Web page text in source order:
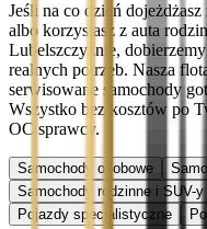
Jeśli na co dzień
albo korzystasz z auta
Lubelszczyźnie,
realnych potrzeb. Nasza
serwisowane samochody
Wszystko bez kosztów po
OC sprawcy.
Samochody osobowe
Samochody rodzinne i SUV-y
Pojazdy specjalistyczne